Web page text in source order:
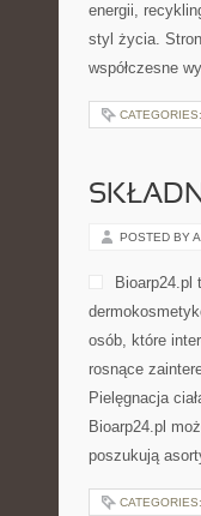
energii,
styl życia.
współczesne
CATEGORIES:
POSTED BY
Bioarp24.pl
osób, które
rosnące
Pielęgnacja
Bioarp24.pl
poszukują
CATEGORIES: